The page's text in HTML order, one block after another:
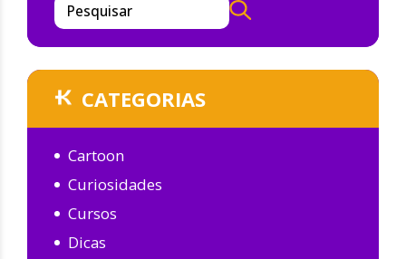
Pesquisar
CATEGORIAS
Cartoon
Curiosidades
Cursos
Dicas